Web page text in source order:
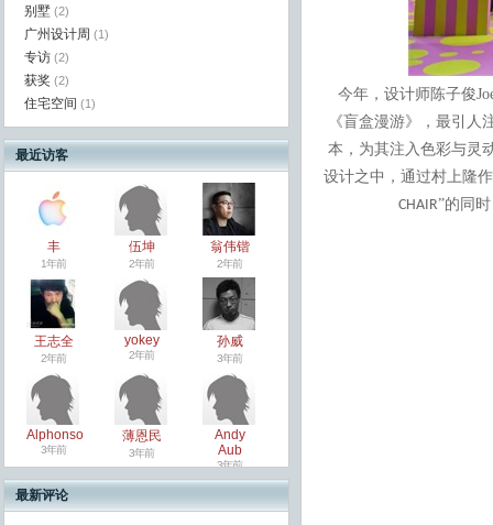
别墅 (2)
广州设计周 (1)
专访 (2)
获奖 (2)
住宅空间 (1)
最近访客
丰
1年前
伍坤
2年前
翁伟锴
2年前
王志全
2年前
yokey
2年前
孙威
3年前
Alphonso
3年前
薄恩民
3年前
Andy
Aub
3年前
最新评论
今年，设计师陈子俊
《盲盒漫游》，最引人
本，为其注入色彩与灵
设计之中，通过村上隆
CHAIR”的同